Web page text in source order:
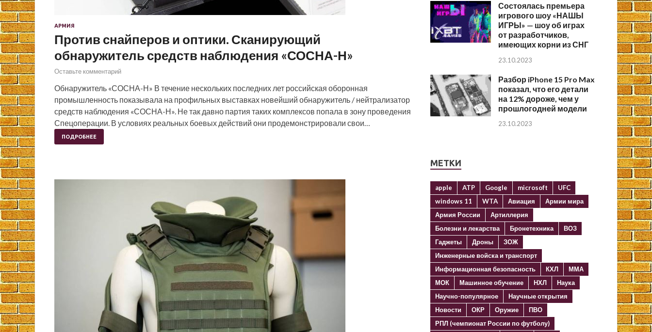
АРМИЯ
Против снайперов и оптики. Сканирующий
обнаружитель средств наблюдения «СОСНА-Н»
Оставьте комментарий
Обнаружитель «СОСНА-Н» В течение нескольких последних лет российская оборонная
промышленность показывала на профильных выставках новейший обнаружитель / нейтрализатор
средств наблюдения «СОСНА-Н». Не так давно партия таких комплексов попала в зону проведения
Спецоперации. В условиях реальных боевых действий они продемонстрировали свои…
ПОДРОБНЕЕ
Состоялась премьера
игрового шоу «НАШЫ
ИГРЫ» — шоу об играх
от разработчиков,
имеющих корни из СНГ
23.10.2023
Разбор iPhone 15 Pro Max
показал, что его детали
на 12% дороже, чем у
прошлогодней модели
23.10.2023
МЕТКИ
apple ATP Google microsoft
UFC
windows 11
WTA Авиация
Армии мира
Армия России
Артиллерия
Болезни и лекарства
Бронетехника
ВОЗ
Гаджеты
Дроны
ЗОЖ
Инженерные войска и транспорт
Информационная безопасность
КХЛ
ММА
МОК
Машинное обучение НХЛ
Наука
Научно-популярное
Научные открытия
Новости
ОКР Оружие
ПВО
РПЛ (чемпионат России по футболу)